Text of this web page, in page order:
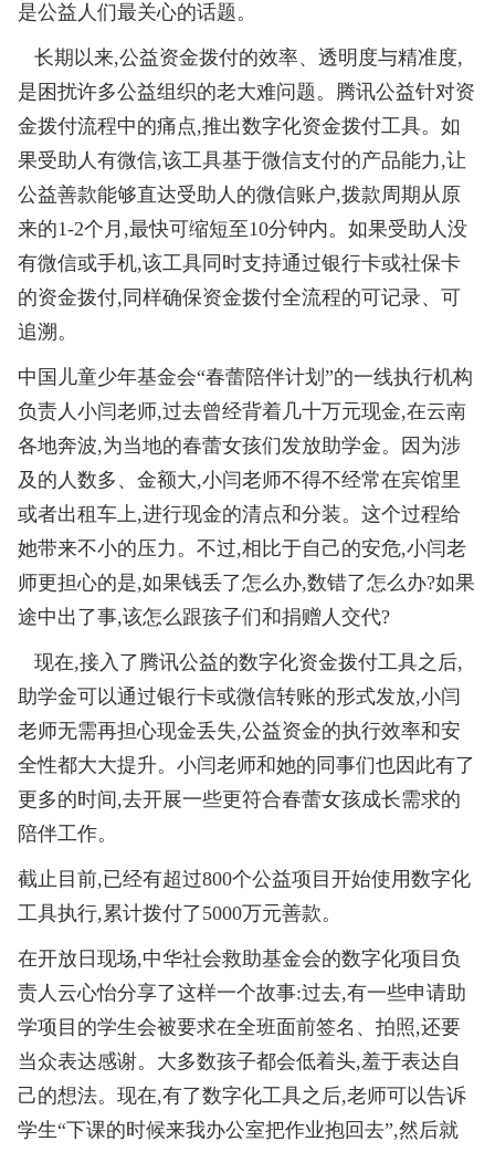
是公益人们最关心的话题。
长期以来,公益资金拨付的效率、透明度与精准度,
是困扰许多公益组织的老大难问题。腾讯公益针对资
金拨付流程中的痛点,推出数字化资金拨付工具。如
果受助人有微信,该工具基于微信支付的产品能力,让
公益善款能够直达受助人的微信账户,拨款周期从原
来的1-2个月,最快可缩短至10分钟内。如果受助人没
有微信或手机,该工具同时支持通过银行卡或社保卡
的资金拨付,同样确保资金拨付全流程的可记录、可
追溯。
中国儿童少年基金会“春蕾陪伴计划”的一线执行机构
负责人小闫老师,过去曾经背着几十万元现金,在云南
各地奔波,为当地的春蕾女孩们发放助学金。因为涉
及的人数多、金额大,小闫老师不得不经常在宾馆里
或者出租车上,进行现金的清点和分装。这个过程给
她带来不小的压力。不过,相比于自己的安危,小闫老
师更担心的是,如果钱丢了怎么办,数错了怎么办?如果
途中出了事,该怎么跟孩子们和捐赠人交代?
现在,接入了腾讯公益的数字化资金拨付工具之后,
助学金可以通过银行卡或微信转账的形式发放,小闫
老师无需再担心现金丢失,公益资金的执行效率和安
全性都大大提升。小闫老师和她的同事们也因此有了
更多的时间,去开展一些更符合春蕾女孩成长需求的
陪伴工作。
截止目前,已经有超过800个公益项目开始使用数字化
工具执行,累计拨付了5000万元善款。
在开放日现场,中华社会救助基金会的数字化项目负
责人云心怡分享了这样一个故事:过去,有一些申请助
学项目的学生会被要求在全班面前签名、拍照,还要
当众表达感谢。大多数孩子都会低着头,羞于表达自
己的想法。现在,有了数字化工具之后,老师可以告诉
学生“下课的时候来我办公室把作业抱回去”,然后就